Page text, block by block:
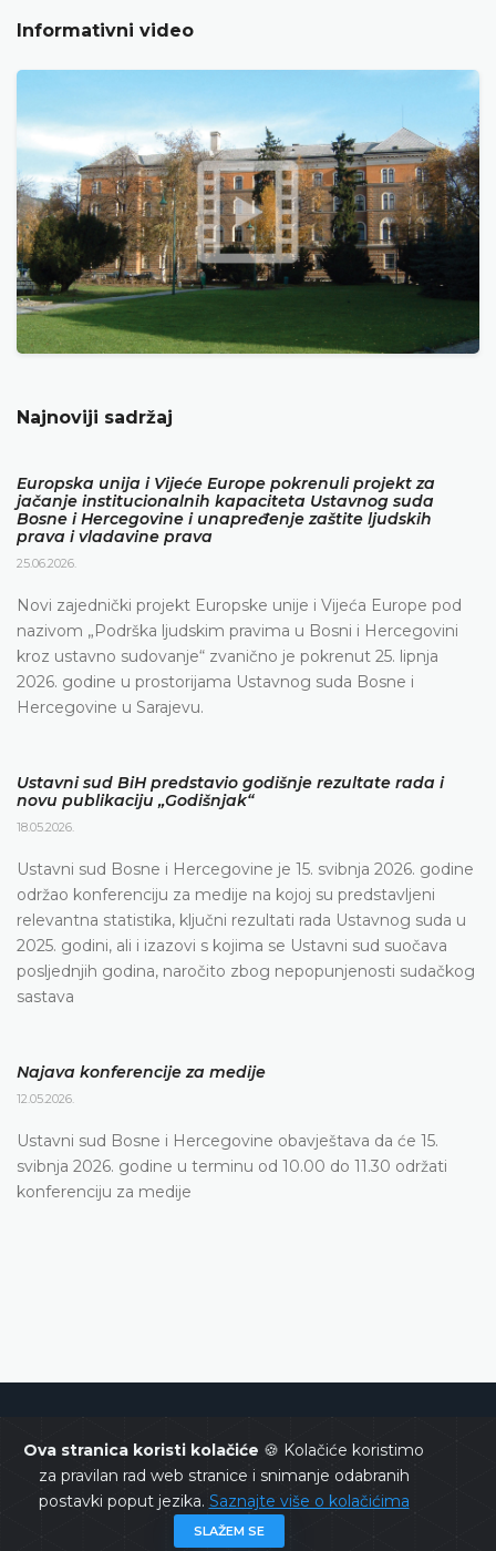
Ova stranica koristi kolačiće 🍪 Kolačiće koristimo
za pravilan rad web stranice i snimanje odabranih
postavki poput jezika. Saznajte više o kolačićima
SLAŽEM SE
Informativni video
Najnoviji sadržaj
Europska unija i Vijeće Europe pokrenuli projekt za
jačanje institucionalnih kapaciteta Ustavnog suda
Bosne i Hercegovine i unapređenje zaštite ljudskih
prava i vladavine prava
25.06.2026.
Novi zajednički projekt Europske unije i Vijeća Europe pod
nazivom „Podrška ljudskim pravima u Bosni i Hercegovini
kroz ustavno sudovanje“ zvanično je pokrenut 25. lipnja
2026. godine u prostorijama Ustavnog suda Bosne i
Hercegovine u Sarajevu.
Ustavni sud BiH predstavio godišnje rezultate rada i
novu publikaciju „Godišnjak“
18.05.2026.
Ustavni sud Bosne i Hercegovine je 15. svibnja 2026. godine
održao konferenciju za medije na kojoj su predstavljeni
relevantna statistika, ključni rezultati rada Ustavnog suda u
2025. godini, ali i izazovi s kojima se Ustavni sud suočava
posljednjih godina, naročito zbog nepopunjenosti sudačkog
sastava
Najava konferencije za medije
12.05.2026.
Ustavni sud Bosne i Hercegovine obavještava da će 15.
svibnja 2026. godine u terminu od 10.00 do 11.30 održati
konferenciju za medije
Ustavni sud BiH